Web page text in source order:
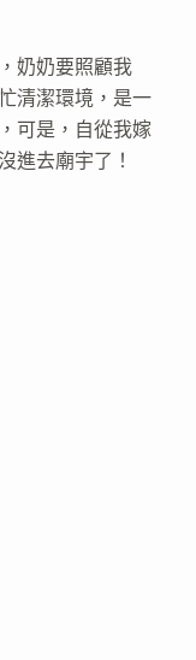
奶奶要照顧我
清潔環境，是一
可是，自從我嫁
進去廟宇了！